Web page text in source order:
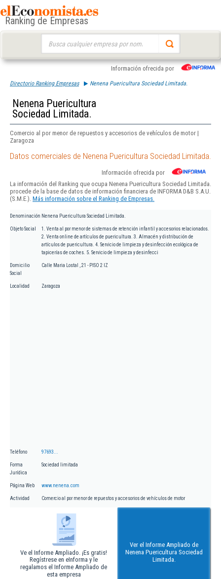
Ranking de Empresas
Información ofrecida por
Directorio Ranking Empresas Nenena Puericultura Sociedad Limitada.
Nenena Puericultura
Sociedad Limitada.
Comercio al por menor de repuestos y accesorios de vehículos de motor |
Zaragoza
Datos comerciales de Nenena Puericultura Sociedad Limitada.
Información ofrecida por
La información del Ranking que ocupa Nenena Puericultura Sociedad Limitada.
procede de la base de datos de información financiera de INFORMA D&B S.A.U.
(S.M.E.). Más información sobre el Ranking de Empresas.
Denominación Nenena Puericultura Sociedad Limitada.
Objeto Social
1. Venta al por menor de sistemas de retención infantil y accesorios relacionados.
2. Venta online de artículos de puericultura. 3. Almacén y distribución de
artículos de puericultura. 4. Servicio de limpieza y desinfección ecológica de
tapicerías de coches. 5. Servicio de limpieza y desinfecci
Domicilio
Social
Calle Maria Lostal , 21 - PISO 2 IZ
Localidad Zaragoza
Teléfono 97693...
Forma
Jurídica
Sociedad limitada
Página Web www.nenena.com
Actividad Comercio al por menor de repuestos y accesorios de vehículos de motor
Ve el Informe Ampliado. ¡Es gratis!
Regístrese en eInforma y le
regalamos el Informe Ampliado de
esta empresa
Ver el Informe Ampliado de
Nenena Puericultura Sociedad
Limitada.